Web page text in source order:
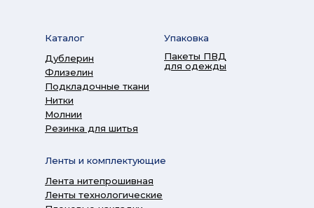
Каталог
Дублерин
Флизелин
Подкладочные ткани
Нитки
Молнии
Резинка для шитья
Ленты и комплектующие
Лента нитепрошивная
Ленты технологические
Упаковка
Пакеты ПВД
для одежды